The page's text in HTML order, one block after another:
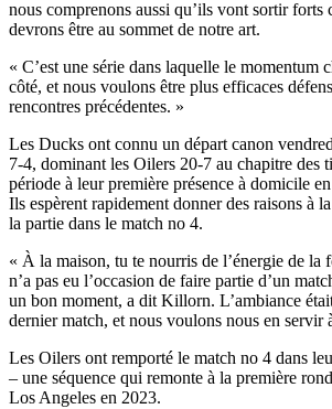
nous comprenons aussi qu’ils vont sortir forts
devrons être au sommet de notre art.
« C’est une série dans laquelle le momentum
côté, et nous voulons être plus efficaces
rencontres précédentes. »
Les Ducks ont connu un départ canon
7-4, dominant les Oilers 20-7 au chapitre des
période à leur première présence à domicile
Ils espèrent rapidement donner des raisons à
la partie dans le match no 4.
« À la maison, tu te nourris de l’énergie de la
n’a pas eu l’occasion de faire partie d’un
un bon moment, a dit Killorn. L’ambiance
dernier match, et nous voulons nous en servir
Les Oilers ont remporté le match no 4 dans
– une séquence qui remonte à la première
Los Angeles en 2023.